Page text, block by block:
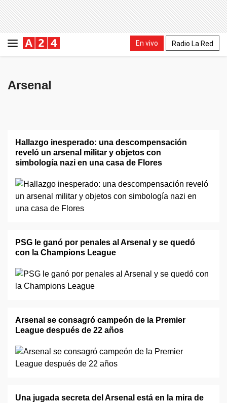
En vivo Radio La Red
Arsenal
Hallazgo inesperado: una descompensación
reveló un arsenal militar y objetos con
simbología nazi en una casa de Flores
PSG le ganó por penales al Arsenal y se quedó
con la Champions League
Arsenal se consagró campeón de la Premier
League después de 22 años
Una jugada secreta del Arsenal está en la mira de